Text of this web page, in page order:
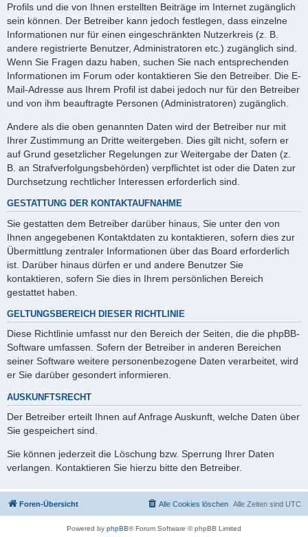
Profils und die von Ihnen erstellten Beiträge im Internet zugänglich
sein können. Der Betreiber kann jedoch festlegen, dass einzelne
Informationen nur für einen eingeschränkten Nutzerkreis (z. B.
andere registrierte Benutzer, Administratoren etc.) zugänglich sind.
Wenn Sie Fragen dazu haben, suchen Sie nach entsprechenden
Informationen im Forum oder kontaktieren Sie den Betreiber. Die E-
Mail-Adresse aus Ihrem Profil ist dabei jedoch nur für den Betreiber
und von ihm beauftragte Personen (Administratoren) zugänglich.
Andere als die oben genannten Daten wird der Betreiber nur mit
Ihrer Zustimmung an Dritte weitergeben. Dies gilt nicht, sofern er
auf Grund gesetzlicher Regelungen zur Weitergabe der Daten (z.
B. an Strafverfolgungsbehörden) verpflichtet ist oder die Daten zur
Durchsetzung rechtlicher Interessen erforderlich sind.
GESTATTUNG DER KONTAKTAUFNAHME
Sie gestatten dem Betreiber darüber hinaus, Sie unter den von
Ihnen angegebenen Kontaktdaten zu kontaktieren, sofern dies zur
Übermittlung zentraler Informationen über das Board erforderlich
ist. Darüber hinaus dürfen er und andere Benutzer Sie
kontaktieren, sofern Sie dies in Ihrem persönlichen Bereich
gestattet haben.
GELTUNGSBEREICH DIESER RICHTLINIE
Diese Richtlinie umfasst nur den Bereich der Seiten, die die phpBB-
Software umfassen. Sofern der Betreiber in anderen Bereichen
seiner Software weitere personenbezogene Daten verarbeitet, wird
er Sie darüber gesondert informieren.
AUSKUNFTSRECHT
Der Betreiber erteilt Ihnen auf Anfrage Auskunft, welche Daten über
Sie gespeichert sind.
Sie können jederzeit die Löschung bzw. Sperrung Ihrer Daten
verlangen. Kontaktieren Sie hierzu bitte den Betreiber.
Foren-Übersicht Alle Zeiten sind UTC
Alle Cookies löschen
Powered by phpBB® Forum Software © phpBB Limited